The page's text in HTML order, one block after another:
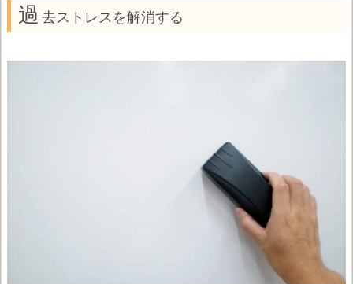
過 去ストレスを解消する